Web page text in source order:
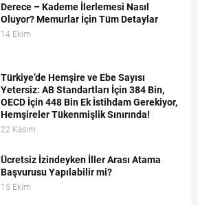
Derece – Kademe İlerlemesi Nasıl
Oluyor? Memurlar İçin Tüm Detaylar
14 Ekim
Türkiye’de Hemşire ve Ebe Sayısı
Yetersiz: AB Standartları İçin 384 Bin,
OECD İçin 448 Bin Ek İstihdam Gerekiyor,
Hemşireler Tükenmişlik Sınırında!
22 Kasım
Ücretsiz İzindeyken İller Arası Atama
Başvurusu Yapılabilir mi?
15 Ekim